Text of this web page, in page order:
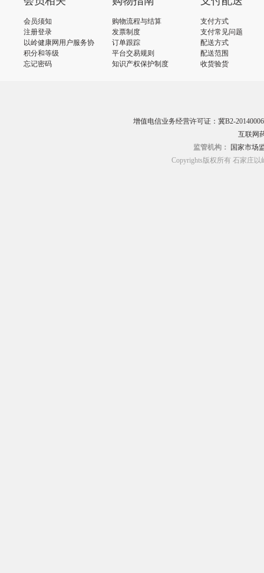
会员须知
注册登录
以岭健康网用户服务协
议
积分和等级
忘记密码
购物流程与结算
发票制度
订单跟踪
平台交易规则
知识产权保护制度
支付方式
支付常见问题
配送方式
配送范围
收货验货
增值电信业务经营许可证：冀B2-20140006
互联网
监管机构：
国家市场
Copyrights版权所有 石家庄